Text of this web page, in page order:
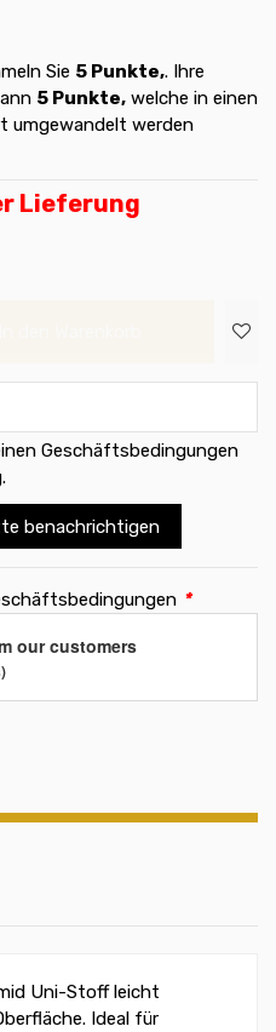
Sie 5 Punkte,. Ihre
5 Punkte, welche in einen
umgewandelt werden
Lieferung
Geschäftsbedingungen
.
benachrichtigen
*
our customers
Uni-Stoff leicht
Ideal für